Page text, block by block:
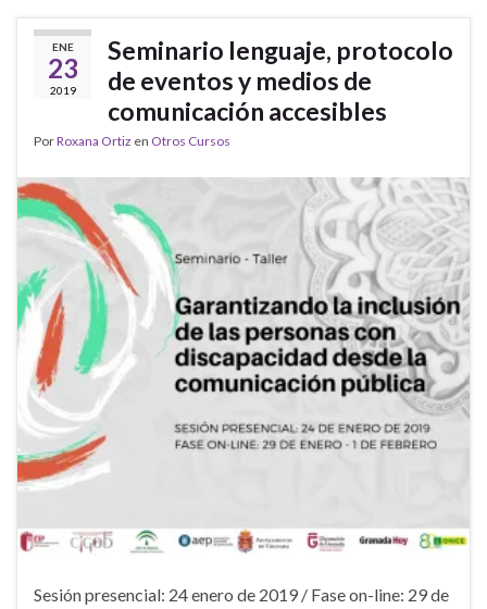
ENE
23
2019
Seminario lenguaje, protocolo
de eventos y medios de
comunicación accesibles
PorRoxana Ortiz en Otros Cursos
Sesión presencial: 24 enero de 2019 / Fase on-line: 29 de